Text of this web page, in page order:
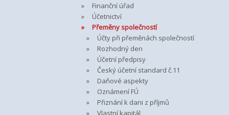
Finanční úřad
Účetnictví
Přeměny společností
Účty při přeměnách společností
Rozhodný den
Účetní předpisy
Český účetní standard č.11
Daňové aspekty
Oznámení FÚ
Přiznání k dani z příjmů
Vlastní kapitál